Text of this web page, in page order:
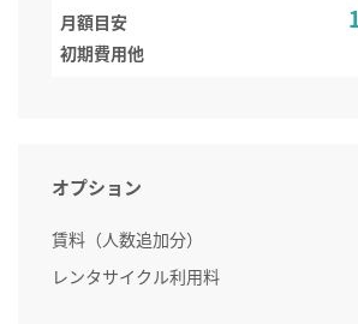
月額目安
初期費用他
オプション
賃料（人数追加分）
レンタサイクル利用料